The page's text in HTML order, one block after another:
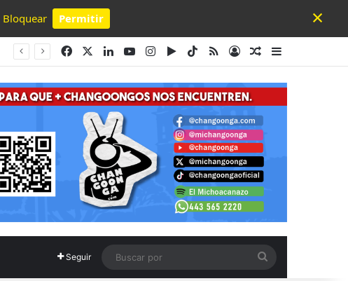
Bloquear Permitir
Powered by SendPulse
×
FacebookLinkedInYouTubeInstagram
Google Play
TikTok
RSSAccesoPublicación al
Barra lateral
Seguir